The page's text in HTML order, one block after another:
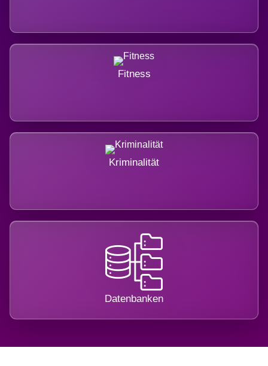
Fitness
Kriminalität
Datenbanken